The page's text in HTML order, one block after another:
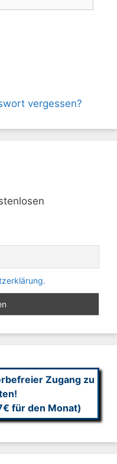
vergessen?
Zugang zu
für den Monat)